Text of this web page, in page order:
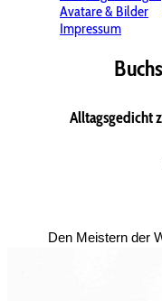
Avatare & Bilder
Impressum
Alltagsgedicht
Den Meistern der